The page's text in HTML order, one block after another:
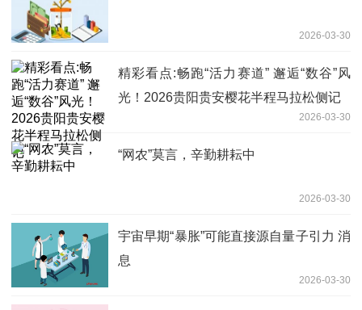
2026-03-30
精彩看点:畅跑“活力赛道” 邂逅“数谷”风
光！2026贵阳贵安樱花半程马拉松侧记
2026-03-30
“网农”莫言，辛勤耕耘中
2026-03-30
宇宙早期“暴胀”可能直接源自量子引力 消
息
2026-03-30